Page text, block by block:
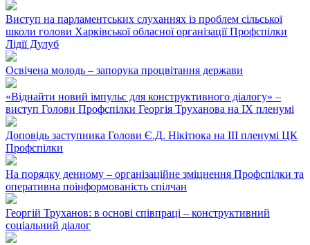
Виступ на парламентських слуханнях із проблем сільської
школи голови Харківської обласної організації Профспілки
Лідії Дулуб
Освічена молодь – запорука процвітання держави
«Віднайти новий імпульс для конструктивного діалогу» –
виступ Голови Профспілки Георгія Труханова на IX пленумі
Доповідь заступника Голови Є.Д. Нікітюка на ІІІ пленумі ЦК
Профспілки
На порядку денному – організаційне зміцнення Профспілки та
оперативна поінформованість спілчан
Георгій Труханов: в основі співпраці – конструктивний
соціальний діалог